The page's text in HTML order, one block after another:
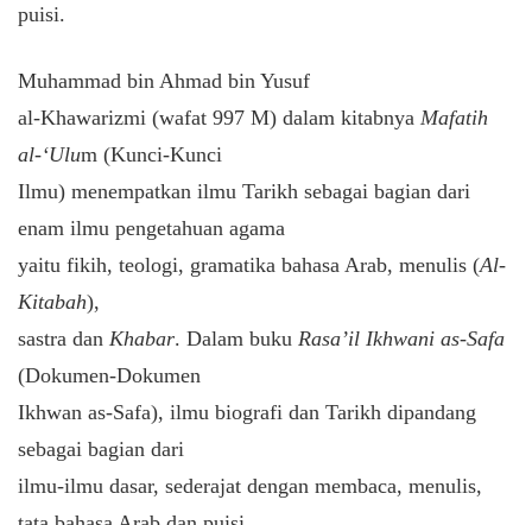
puisi.
Muhammad bin Ahmad bin Yusuf
al-Khawarizmi (wafat 997 M) dalam kitabnya Mafatih
al-‘Ulum (Kunci-Kunci
Ilmu) menempatkan ilmu Tarikh sebagai bagian dari
enam ilmu pengetahuan agama
yaitu fikih, teologi, gramatika bahasa Arab, menulis (Al-
Kitabah),
sastra dan Khabar. Dalam buku Rasa’il Ikhwani as-Safa
(Dokumen-Dokumen
Ikhwan as-Safa), ilmu biografi dan Tarikh dipandang
sebagai bagian dari
ilmu-ilmu dasar, sederajat dengan membaca, menulis,